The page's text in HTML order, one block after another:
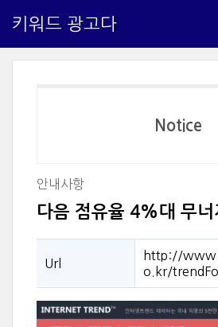
키워드 광고다
Notice
안내사항
다음 점유율 4%대 무너
Url
http://
o.kr/